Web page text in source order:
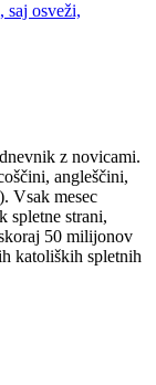
saj osveži,
z novicami.
angleščini,
Vsak mesec
spletne strani,
50 milijonov
katoliških spletnih